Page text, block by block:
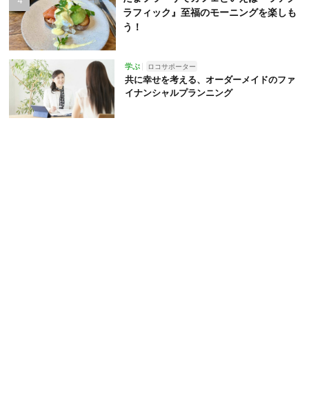
ラフィック』至福のモーニングを楽しも
う！
学ぶ ロコサポーター
共に幸せを考える、オーダーメイドのファ
イナンシャルプランニング